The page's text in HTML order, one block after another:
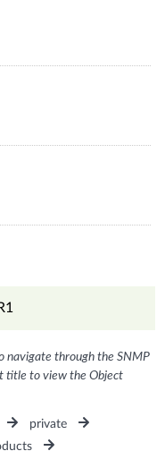
navigate through the SNMP
title to view the Object
private